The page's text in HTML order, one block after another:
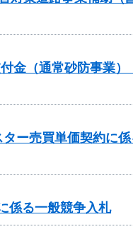
金（通常砂防事業
ー売買単価契約に
係る一般競争入札